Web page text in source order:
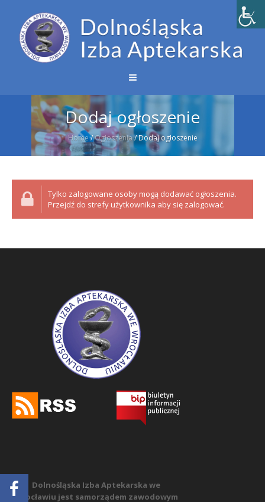
Dodaj ogłoszenie
Home/Ogłoszenia/Dodaj ogłoszenie
Tylko zalogowane osoby mogą dodawać ogłoszenia.
Przejdź do strefy użytkownika aby się zalogować.
Dolnośląska Izba Aptekarska we
Wrocławiu jest samorządem zawodowym